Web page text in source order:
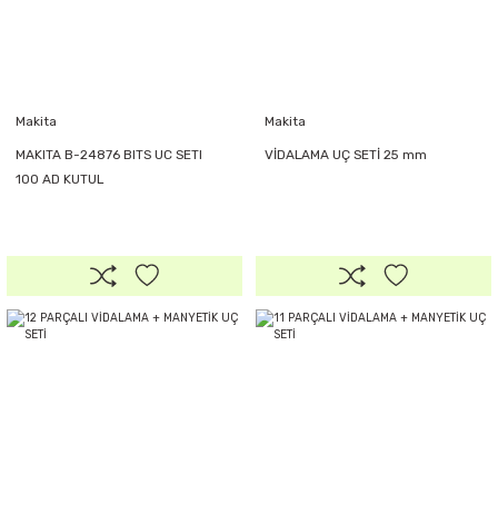
Makita
MAKITA B-24876 BITS UC SETI
100 AD KUTUL
Makita
VİDALAMA UÇ SETİ 25 mm